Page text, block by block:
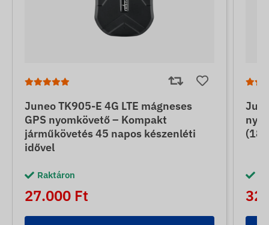
Juneo TK905-E 4G LTE mágneses
GPS nyomkövető – Kompakt
járműkövetés 45 napos készenléti
idővel
Raktáron
27.000 Ft